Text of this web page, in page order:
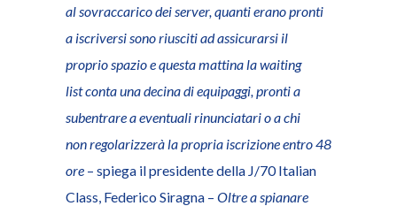
al sovraccarico dei server, quanti erano pronti
a iscriversi sono riusciti ad assicurarsi il
proprio spazio e questa mattina la waiting
list conta una decina di equipaggi, pronti a
subentrare a eventuali rinunciatari o a chi
non regolarizzerà la propria iscrizione entro 48
ore – spiega il presidente della J/70 Italian
Class, Federico Siragna – Oltre a spianare